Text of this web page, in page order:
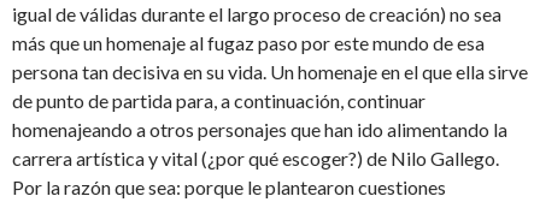
igual de válidas durante el largo proceso de creación) no sea
más que un homenaje al fugaz paso por este mundo de esa
persona tan decisiva en su vida. Un homenaje en el que ella sirve
de punto de partida para, a continuación, continuar
homenajeando a otros personajes que han ido alimentando la
carrera artística y vital (¿por qué escoger?) de Nilo Gallego.
Por la razón que sea: porque le plantearon cuestiones